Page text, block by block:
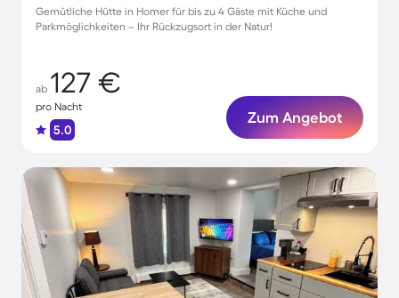
Gemütliche Hütte in Homer für bis zu 4 Gäste mit Küche und
Parkmöglichkeiten – Ihr Rückzugsort in der Natur!
ab 127 €
pro Nacht
5.0
Zum Angebot